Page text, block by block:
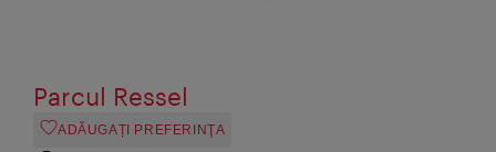
Parcul Ressel
ADĂUGAȚI PREFERINŢA